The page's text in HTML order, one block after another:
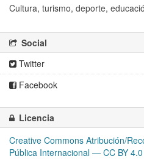
Cultura, turismo, deporte,
Social
Twitter
Facebook
Licencia
Creative Commons Atribución/
Pública Internacional — CC BY 4.0